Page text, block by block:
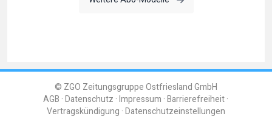
© ZGO Zeitungsgruppe Ostfriesland GmbH
AGB Datenschutz Impressum Barrierefreiheit
Vertragskündigung Datenschutzeinstellungen